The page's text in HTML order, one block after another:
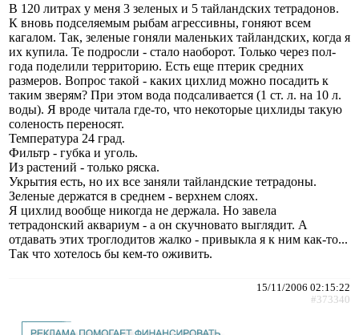
В 120 литрах у меня 3 зеленых и 5 тайландских тетрадонов.
К вновь подселяемым рыбам агрессивны, гоняют всем
кагалом. Так, зеленые гоняли маленьких тайландских, когда я
их купила. Те подросли - стало наоборот. Только через пол-
года поделили территорию. Есть еще птерик средних
размеров. Вопрос такой - каких цихлид можно посадить к
таким зверям? При этом вода подсаливается (1 ст. л. на 10 л.
воды). Я вроде читала где-то, что некоторые цихлиды такую
соленость переносят.
Температура 24 град.
Фильтр - губка и уголь.
Из растений - только ряска.
Укрытия есть, но их все заняли тайландские тетрадоны.
Зеленые держатся в среднем - верхнем слоях.
Я цихлид вообще никогда не держала. Но завела
тетрадонский аквариум - а он скучновато выглядит. А
отдавать этих троглодитов жалко - привыкла я к ним как-то...
Так что хотелось бы кем-то оживить.
15/11/2006 02:15:22
#373340